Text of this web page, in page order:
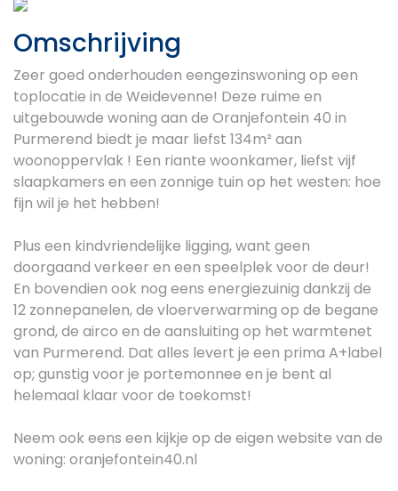
Omschrijving
Zeer goed onderhouden eengezinswoning op een
toplocatie in de Weidevenne! Deze ruime en
uitgebouwde woning aan de Oranjefontein 40 in
Purmerend biedt je maar liefst 134m² aan
woonoppervlak ! Een riante woonkamer, liefst vijf
slaapkamers en een zonnige tuin op het westen: hoe
fijn wil je het hebben!
Plus een kindvriendelijke ligging, want geen
doorgaand verkeer en een speelplek voor de deur!
En bovendien ook nog eens energiezuinig dankzij de
12 zonnepanelen, de vloerverwarming op de begane
grond, de airco en de aansluiting op het warmtenet
van Purmerend. Dat alles levert je een prima A+label
op; gunstig voor je portemonnee en je bent al
helemaal klaar voor de toekomst!
Neem ook eens een kijkje op de eigen website van de
woning: oranjefontein40.nl